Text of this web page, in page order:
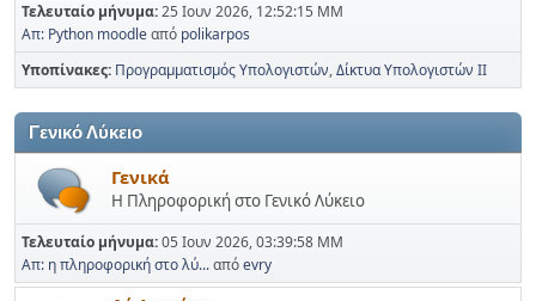
Τελευταίο μήνυμα:25 Ιουν 2026, 12:52:15 ΜΜ
Απ: Python moodleαπό polikarpos
Υποπίνακες Προγραμματισμός Υπολογιστών Δίκτυα Υπολογιστών ΙΙ
Γενικό Λύκειο
Γενικά
Η Πληροφορική στο Γενικό Λύκειο
Τελευταίο μήνυμα:05 Ιουν 2026, 03:39:58 ΜΜ
Απ: η πληροφορική στο λύ...απόevry